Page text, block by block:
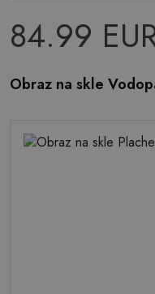
84.99
Obraz na skle